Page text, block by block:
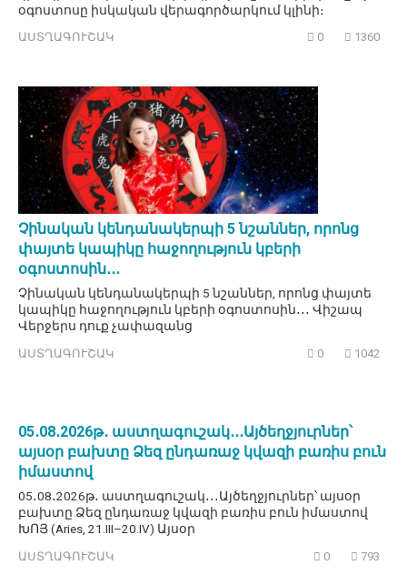
օգոստոսը իսկական վերագործարկում կլինի։
ԱՍՏՂԱԳՈՒՇԱԿ 0 1360
Չինական կենդանակերպի 5 նշաններ, որոնց
փայտե կապիկը հաջողություն կբերի
օգոստոսին․․․
Չինական կենդանակերպի 5 նշաններ, որոնց փայտե
կապիկը հաջողություն կբերի օգոստոսին․․․ Վիշապ
Վերջերս դուք չափազանց
ԱՍՏՂԱԳՈՒՇԱԿ 0 1042
05․08․2026թ․ աստղագուշակ․․․Այծեղջյուրներ՝
այսօր բախտը Ձեզ ընդառաջ կվազի բառիս բուն
իմաստով
05․08․2026թ․ աստղագուշակ․․․Այծեղջյուրներ՝ այսօր
բախտը Ձեզ ընդառաջ կվազի բառիս բուն իմաստով
ԽՈՅ (Aries, 21.III–20.IV) Այսօր
ԱՍՏՂԱԳՈՒՇԱԿ 0 793